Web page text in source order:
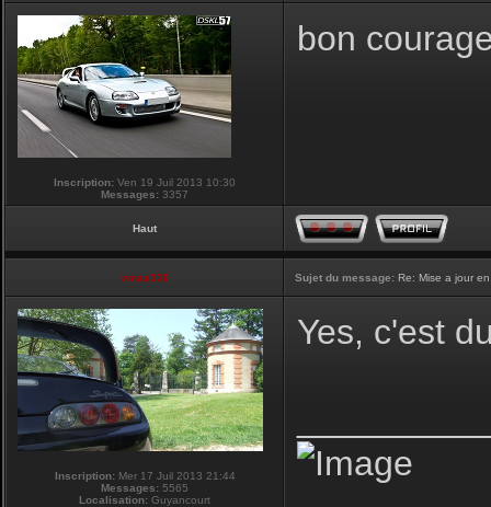
Inscription: Ven 19 Juil 2013 10:30
Messages: 3357
bon
Haut
vmax330 Sujet du message: Re: Mise a jour
Inscription:Mer 17 Juil 2013 21:44
Messages: 5565
Localisation: Guyancourt
Yes, c'est